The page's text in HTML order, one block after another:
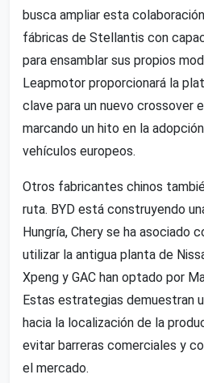
busca ampliar esta
fábricas de Stellantis con
para ensamblar sus propios
Leapmotor proporcionará la
clave para un nuevo crossover
marcando un hito en la
vehículos europeos.
Otros fabricantes chinos
ruta. BYD está construyendo
Hungría, Chery se ha asociado
utilizar la antigua planta de
Xpeng y GAC han optado por
Estas estrategias demuestran
hacia la localización de la
evitar barreras comerciales y
el mercado.